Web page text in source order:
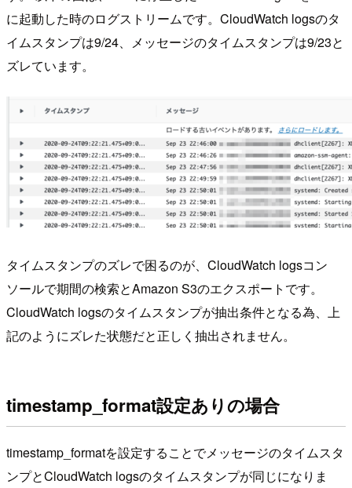
に起動した時のログストリームです。CloudWatch logsのタ
イムスタンプは9/24、メッセージのタイムスタンプは9/23と
ズレています。
タイムスタンプのズレで困るのが、CloudWatch logsコン
ソールで期間の検索とAmazon S3のエクスポートです。
CloudWatch logsのタイムスタンプが抽出条件となる為、上
記のようにズレた状態だと正しく抽出されません。
timestamp_format設定ありの場合
timestamp_formatを設定することでメッセージのタイムスタ
ンプとCloudWatch logsのタイムスタンプが同じになりま